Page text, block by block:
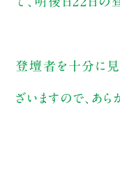
登壇者を十分に見
ざいますので、あら